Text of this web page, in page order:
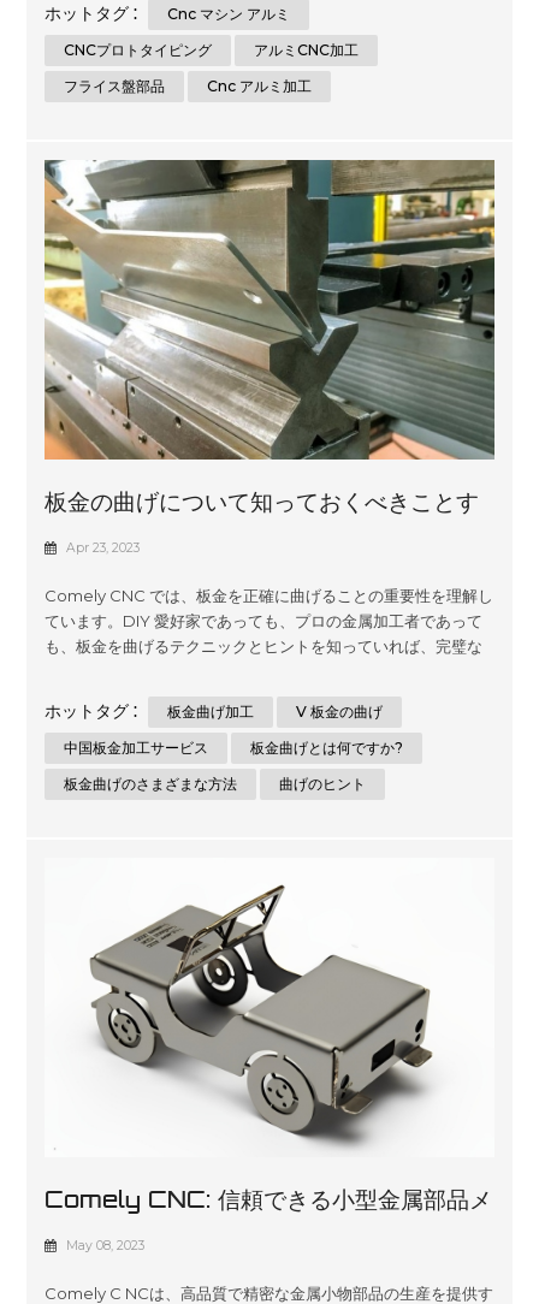
能力を備えた CNC 機械加工は、アプリケーションに完全に適
合するものを探している人にとって優れたオプションです。こ
のブログ投稿では、CNC 機械加工部品の基本と、アプリケーシ
ョンに最適な部品を得るために知っておくべきことについて説
材、フォームなどの材料からコンポーネントを製造するプロセ
スです。CNC 機械加工は、高精度の部品、試作品、および複雑
な形状を非常に正確に製造する...
ホットタグ :
Cnc マシン アルミ
CNCプロトタイピング
アルミCNC加工
フライス盤部品
Cnc アルミ加工
板金の曲げについて知っておくべきことす
べてApr 23, 2023
Comely CNC では、板金を正確に曲げることの重要性を理解し
ています。DIY 愛好家であっても、プロの金属加工者であって
も、板金を曲げるテクニックとヒントを知っていれば、完璧な
なヒントを提供します。 板金曲げとは何ですか? シートメタル
の曲げ加工は、曲げツールを使用して金属シートを希望の形状
または角度に成形するプロセスです。シート メタルは、通常厚
さが 6 mm 未満の薄くて平らな金属材料で、その耐久性、強
す。最も一般的な方法は次のとおりです。 Vベンディング V 曲
げは、板金の曲げ、特に 90 度の曲げに...
ホットタグ : 板金曲げ加工
V 板金の曲げ
中国板金加工サービス
板金曲げとは何ですか?
板金曲げのさまざまな方法
曲げのヒント
Comely CNC: 信頼できる小型金属部品メ
ーカー
May 08, 2023
Comely C NCは、高品質で精密な金属小物部品の生産を提供す